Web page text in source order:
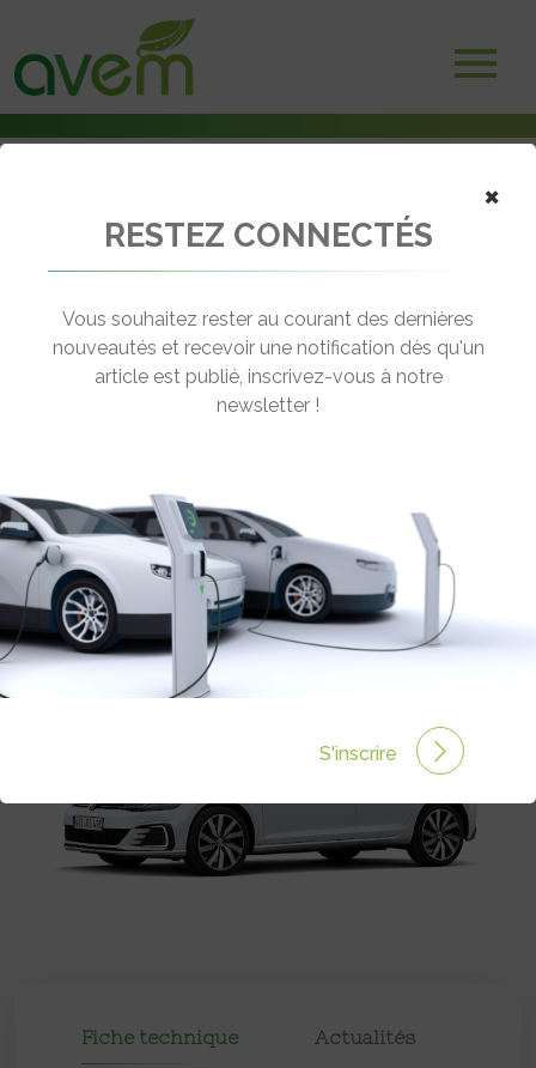
Voitures électriques
VOLKSWAGEN GOLF 7 GTE
[wppr_avg_rating id="41394"]
Prix :€
Fiche technique Actualités
×
RESTEZ CONNECTÉS
Vous souhaitez rester au courant des dernières
nouveautés et recevoir une notification dès qu'un
article est publié, inscrivez-vous à notre
newsletter !
S'inscrire